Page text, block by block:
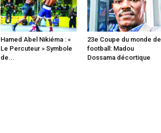
Hamed Abel Nikiéma : «
Le Percuteur » Symbole
de...
23e Coupe du monde de
football: Madou
Dossama décortique